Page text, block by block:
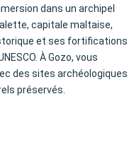
dans un archipel
capitale maltaise,
et ses fortifications
À Gozo, vous
des sites archéologiques
préservés.